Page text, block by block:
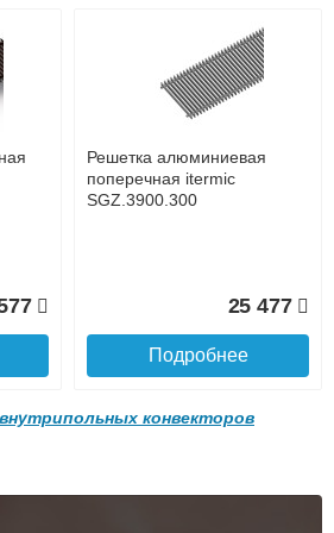
20 750
Подробнее
110, 230В (накладной)
Решетка алюминиевая
поперечная itermic
SGZ.3900.300
25 477
Подробнее
конвекторов